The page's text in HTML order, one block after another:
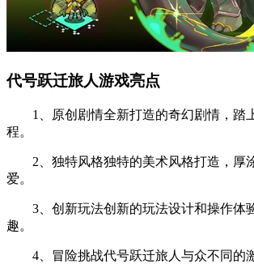
代号跃迁旅人游戏亮点
1、原创剧情全新打造的奇幻剧情，踏
程。
2、独特风格独特的美术风格打造，厚
爱。
3、创新玩法创新的玩法设计和操作体
趣。
4、冒险挑战代号跃迁旅人与众不同的